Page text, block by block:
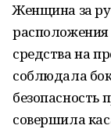
Женщина за
расположения
средства на
соблюдала
безопасность
совершила